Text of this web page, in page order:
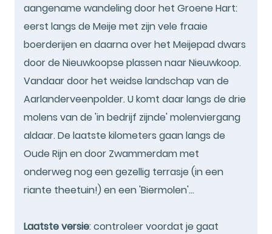
aangename wandeling door het Groene Hart:
eerst langs de Meije met zijn vele fraaie
boerderijen en daarna over het Meijepad dwars
door de Nieuwkoopse plassen naar Nieuwkoop.
Vandaar door het weidse landschap van de
Aarlanderveenpolder. U komt daar langs de drie
molens van de 'in bedrijf zijnde' molenviergang
aldaar. De laatste kilometers gaan langs de
Oude Rijn en door Zwammerdam met
onderweg nog een gezellig terrasje (in een
riante theetuin!) en een 'Biermolen'...
Laatste versie: controleer voordat je gaat